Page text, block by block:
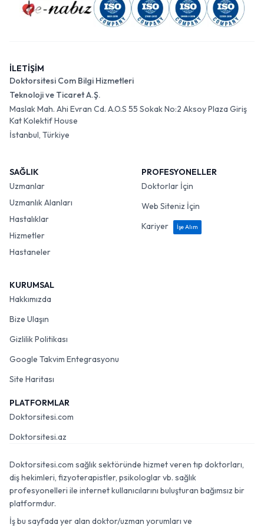
İLETİŞİM
Doktorsitesi Com Bilgi Hizmetleri
Teknoloji ve Ticaret A.Ş.
Maslak Mah. Ahi Evran Cd. A.O.S 55 Sokak No:2 Aksoy Plaza Giriş
Kat Kolektif House
İstanbul, Türkiye
SAĞLIK
Uzmanlar
Uzmanlık Alanları
Hastalıklar
Hizmetler
Hastaneler
PROFESYONELLER
Doktorlar İçin
Web Siteniz İçin
Kariyer
İşe Alım
KURUMSAL
Hakkımızda
Bize Ulaşın
Gizlilik Politikası
Google Takvim Entegrasyonu
Site Haritası
PLATFORMLAR
Doktorsitesi.com
Doktorsitesi.az
Doktorsitesi.com sağlık sektöründe hizmet veren tıp doktorları,
diş hekimleri, fizyoterapistler, psikologlar vb. sağlık
profesyonelleri ile internet kullanıcılarını buluşturan bağımsız bir
platformdur.
İş bu sayfada yer alan doktor/uzman yorumları ve